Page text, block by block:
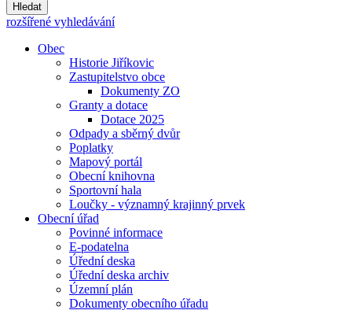
Hledat
rozšířené vyhledávání
Obec
Historie Jiříkovic
Zastupitelstvo obce
Dokumenty ZO
Granty a dotace
Dotace 2025
Odpady a sběrný dvůr
Poplatky
Mapový portál
Obecní knihovna
Sportovní hala
Loučky - významný krajinný prvek
Obecní úřad
Povinné informace
E-podatelna
Úřední deska
Úřední deska archiv
Územní plán
Dokumenty obecního úřadu